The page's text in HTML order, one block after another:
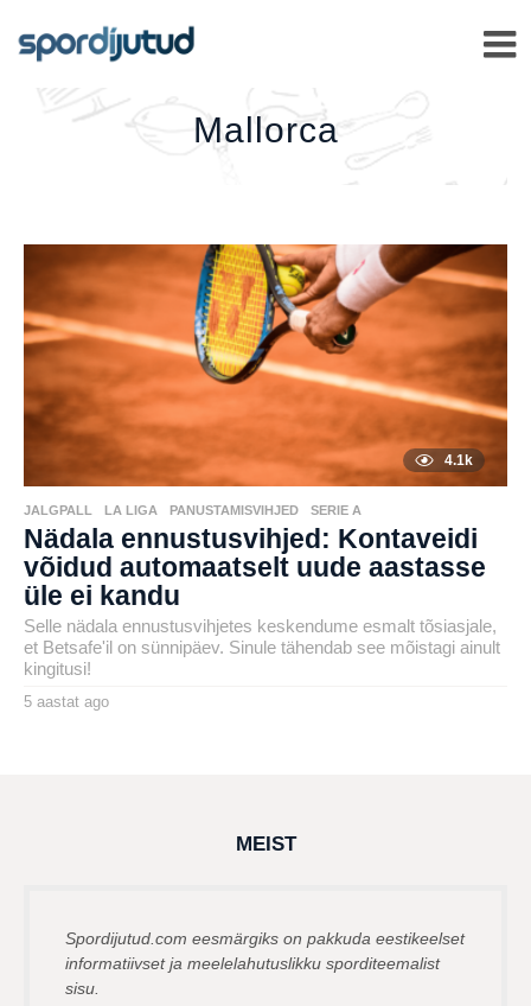
Mallorca
4.1k
JALGPALL ,LA LIGA ,PANUSTAMISVIHJED ,SERIE A
Nädala ennustusvihjed: Kontaveidi
võidud automaatselt uude aastasse
üle ei kandu
Selle nädala ennustusvihjetes keskendume esmalt tõsiasjale,
et Betsafe'il on sünnipäev. Sinule tähendab see mõistagi ainult
kingitusi!
5 aastat ago
MEIST
Spordijutud.com eesmärgiks on pakkuda eestikeelset
informatiivset ja meelelahutuslikku sporditeemalist
sisu.